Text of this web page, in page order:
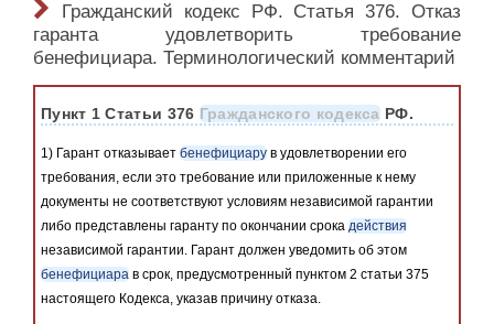
Гражданский кодекс РФ. Статья 376. Отказ
гаранта удовлетворить требование
бенефициара. Терминологический комментарий
Пункт 1 Статьи 376 Гражданского кодекса РФ.
1) Гарант отказывает бенефициару в удовлетворении его
требования, если это требование или приложенные к нему
документы не соответствуют условиям независимой гарантии
либо представлены гаранту по окончании срока действия
независимой гарантии. Гарант должен уведомить об этом
бенефициара в срок, предусмотренный пунктом 2 статьи 375
настоящего Кодекса, указав причину отказа.